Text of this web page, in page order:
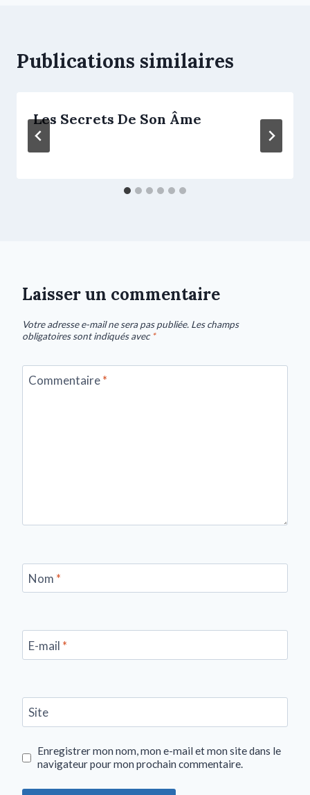
Publications similaires
Les Secrets De Son Âme
Laisser un commentaire
Votre adresse e-mail ne sera pas publiée. Les champs
obligatoires sont indiqués avec*
Commentaire*
Nom *
E-mail *
Site
Enregistrer mon nom, mon e-mail et mon site dans le
navigateur pour mon prochain commentaire.